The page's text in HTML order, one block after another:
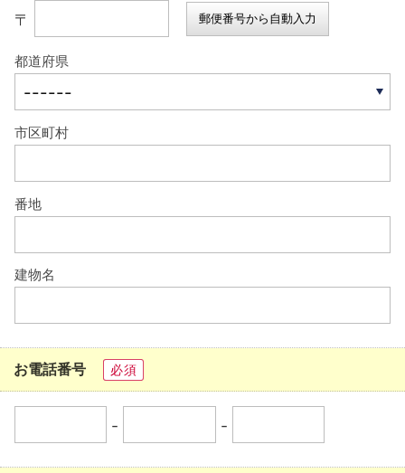
〒 郵便番号から自動入力
都道府県
市区町村
番地
建物名
お電話番号 必須
- -